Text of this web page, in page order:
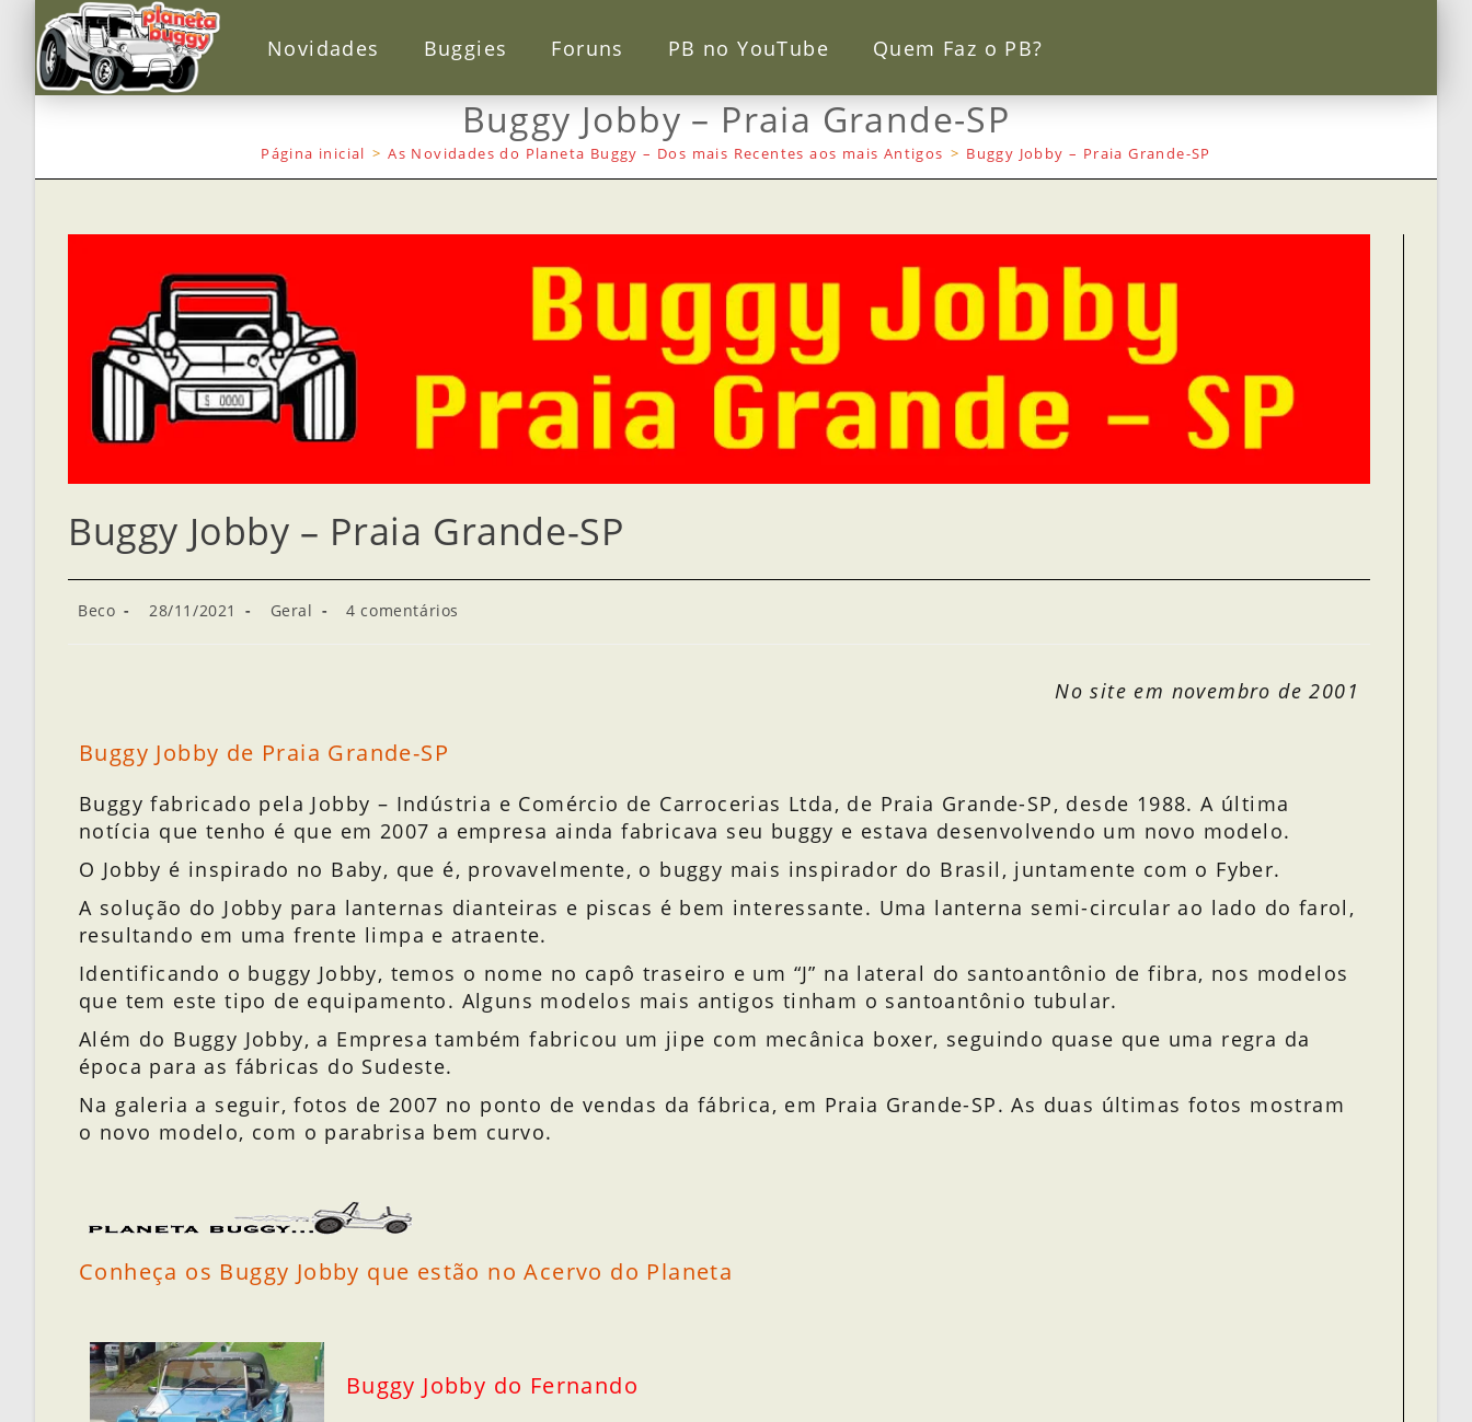
Novidades Buggies Foruns PB no YouTube Quem Faz o PB?
Buggy Jobby – Praia Grande-SP
Página inicial > As Novidades do Planeta Buggy – Dos mais Recentes aos mais Antigos > Buggy Jobby – Praia Grande-SP
Buggy Jobby – Praia Grande-SP
Beco 28/11/2021 Geral 4 comentários
No site em novembro de 2001
Buggy Jobby de Praia Grande-SP
Buggy fabricado pela Jobby – Indústria e Comércio de Carrocerias Ltda, de Praia Grande-SP, desde 1988. A última
notícia que tenho é que em 2007 a empresa ainda fabricava seu buggy e estava desenvolvendo um novo modelo.
O Jobby é inspirado no Baby, que é, provavelmente, o buggy mais inspirador do Brasil, juntamente com o Fyber.
A solução do Jobby para lanternas dianteiras e piscas é bem interessante. Uma lanterna semi-circular ao lado do farol,
resultando em uma frente limpa e atraente.
Identificando o buggy Jobby, temos o nome no capô traseiro e um “J” na lateral do santoantônio de fibra, nos modelos
que tem este tipo de equipamento. Alguns modelos mais antigos tinham o santoantônio tubular.
Além do Buggy Jobby, a Empresa também fabricou um jipe com mecânica boxer, seguindo quase que uma regra da
época para as fábricas do Sudeste.
Na galeria a seguir, fotos de 2007 no ponto de vendas da fábrica, em Praia Grande-SP. As duas últimas fotos mostram
o novo modelo, com o parabrisa bem curvo.
Conheça os Buggy Jobby que estão no Acervo do Planeta
Buggy Jobby do Fernando